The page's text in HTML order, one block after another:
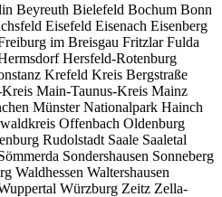
Beyreuth Bielefeld Bochum Bonn
Eisefeld Eisenach Eisenberg
im Breisgau Fritzlar Fulda
Hersfeld-Rotenburg
Krefeld Kreis Bergstraße
Main-Taunus-Kreis Mainz
Münster Nationalpark Hainch
Offenbach Oldenburg
Rudolstadt Saale Saaletal
Sondershausen Sonneberg
Waldhessen Waltershausen
Würzburg Zeitz Zella-